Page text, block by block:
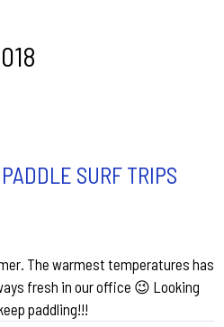
SURF TRIPS
The warmest temperatures has
fresh in our office 😉 Looking
paddling!!!